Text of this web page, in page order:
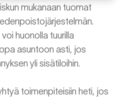
mukanaan tuomat
huonolla tuurilla
asuntoon asti, jos
yli sisätiloihin.
toimenpiteisiin heti, jos